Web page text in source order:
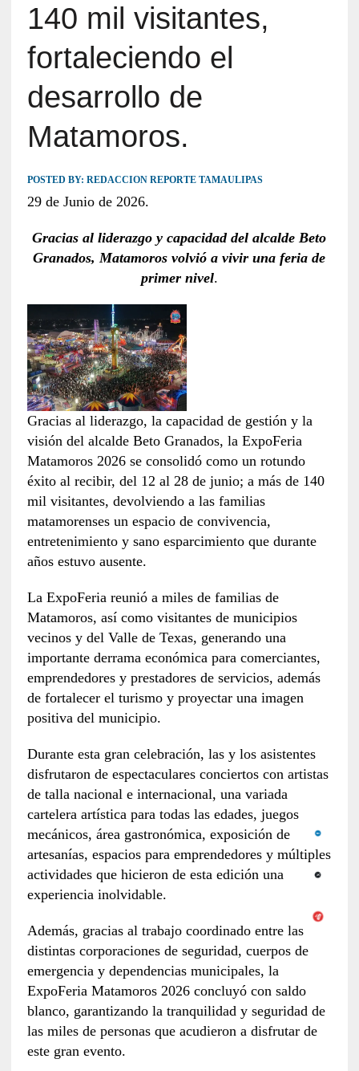
140 mil visitantes,
fortaleciendo el
desarrollo de
Matamoros.
POSTED BY: REDACCION REPORTE TAMAULIPAS
29 de Junio de 2026.
Gracias al liderazgo y capacidad del alcalde Beto
Granados, Matamoros volvió a vivir una feria de
primer nivel.
Gracias al liderazgo, la capacidad de gestión y la
visión del alcalde Beto Granados, la ExpoFeria
Matamoros 2026 se consolidó como un rotundo
éxito al recibir, del 12 al 28 de junio; a más de 140
mil visitantes, devolviendo a las familias
matamorenses un espacio de convivencia,
entretenimiento y sano esparcimiento que durante
años estuvo ausente.
La ExpoFeria reunió a miles de familias de
Matamoros, así como visitantes de municipios
vecinos y del Valle de Texas, generando una
importante derrama económica para comerciantes,
emprendedores y prestadores de servicios, además
de fortalecer el turismo y proyectar una imagen
positiva del municipio.
Durante esta gran celebración, las y los asistentes
disfrutaron de espectaculares conciertos con artistas
de talla nacional e internacional, una variada
cartelera artística para todas las edades, juegos
mecánicos, área gastronómica, exposición de
artesanías, espacios para emprendedores y múltiples
actividades que hicieron de esta edición una
experiencia inolvidable.
Además, gracias al trabajo coordinado entre las
distintas corporaciones de seguridad, cuerpos de
emergencia y dependencias municipales, la
ExpoFeria Matamoros 2026 concluyó con saldo
blanco, garantizando la tranquilidad y seguridad de
las miles de personas que acudieron a disfrutar de
este gran evento.